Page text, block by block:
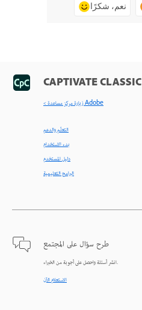
نعم، شكرًا
CAPTIVATE CLASSIC
< زيارة مركز مساعدة Adobe
التعلّم والدعم
بدء الاستخدام
دليل المستخدم
البرامج التعليمية
طرح سؤال على المجتمع
انشر أسئلة واحصل على أجوبة من الخبراء.
الاستعلام الآن